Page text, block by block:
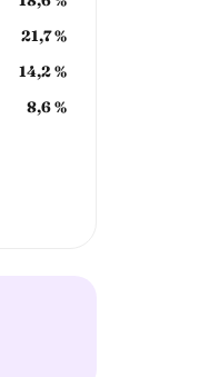
21,7 %
14,2 %
8,6 %